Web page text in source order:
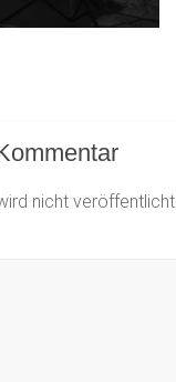
nicht veröffentlicht.